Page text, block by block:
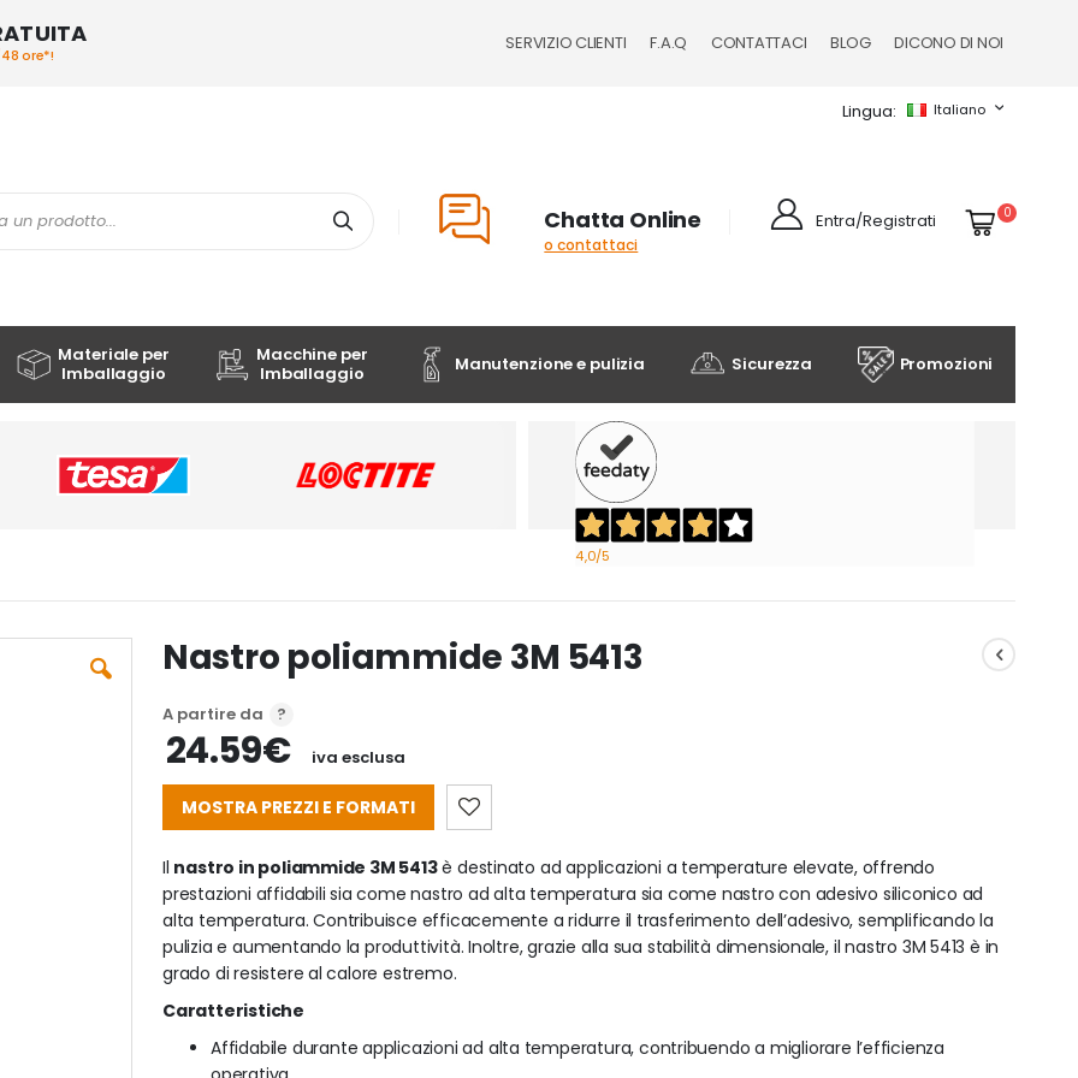
ore*!
SERVIZIO CLIENTI F.A.Q CONTATTACI BLOG DICONO DI NOI
LinguaItaliano
Chatta Online
o contattaci
Entra/Registrati Cart
0elementi
Materiale per
Imballaggio
Macchine per
Imballaggio
Manutenzione e pulizia Sicurezza Promozioni
4,0/5
Nastro poliammide 3M 5413
A partire da
24.59€ iva esclusa
MOSTRA PREZZI E FORMATI
Il nastro in poliammide 3M 5413è destinato ad applicazioni a temperature elevate, offrendo
prestazioni affidabili sia come nastro ad alta temperatura sia come nastro con adesivo siliconico ad
alta temperatura. Contribuisce efficacemente a ridurre il trasferimento dell’adesivo, semplificando la
pulizia e aumentando la produttività. Inoltre, grazie alla sua stabilità dimensionale, il nastro 3M 5413 è in
grado di resistere al calore estremo.
Caratteristiche
Affidabile durante applicazioni ad alta temperatura, contribuendo a migliorare l’efficienza